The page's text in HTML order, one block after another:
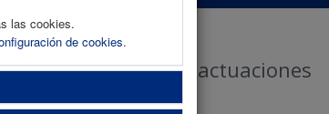
las cookies.
de cookies.
a la dependencia: actuaciones